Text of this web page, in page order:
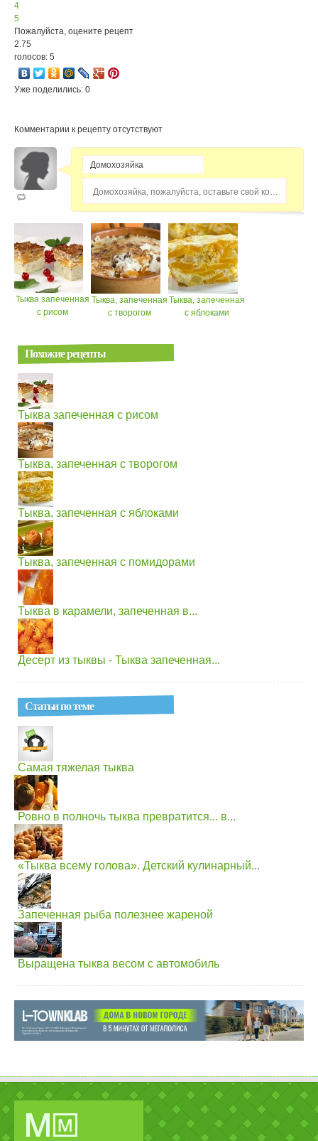
4
5
Пожалуйста, оцените рецепт
2.75
голосов: 5
Уже поделились: 0
Комментарии к рецепту отсутствуют
Домохозяйка, пожалуйста, оставьте свой комментарий...
Тыква запеченная
с рисом
Тыква, запеченная
с творогом
Тыква, запеченная
с яблоками
Похожие рецепты
Тыква запеченная с рисом
Тыква, запеченная с творогом
Тыква, запеченная с яблоками
Тыква, запеченная с помидорами
Тыква в карамели, запеченная в...
Десерт из тыквы - Тыква запеченная...
Статьи по теме
Самая тяжелая тыква
Ровно в полночь тыква превратится... в...
«Тыква всему голова». Детский кулинарный...
Запеченная рыба полезнее жареной
Выращена тыква весом с автомобиль